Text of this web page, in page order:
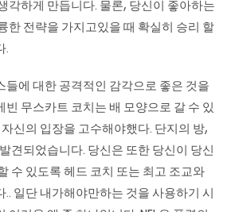
각하게 만듭니다. 물론, 당신이 좋아하는
한 전략을 가지고있을 때 확실히 승리 할
.
들에 대한 공격적인 감각으로 좋은 것을
빈 무스카트 코치는 배 모양으로 갈 수 있
신의 입장을 고수해야했다. 단지의 방,
견되었습니다. 당신은 또한 당신이 당신
수 있도록 헤드 코치 또는 최고 조교와
일단 내가해야만하는 것을 사용하기 시